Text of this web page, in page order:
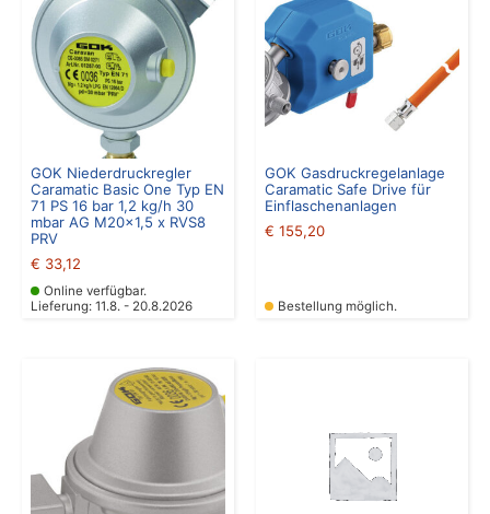
GOK Niederdruckregler
Caramatic Basic One Typ EN
71 PS 16 bar 1,2 kg/h 30
mbar AG M20x1,5 x RVS8
PRV
€ 33,12
Online verfügbar.
Lieferung: 11.8. - 20.8.2026
GOK Gasdruckregelanlage
Caramatic Safe Drive für
Einflaschenanlagen
€ 155,20
Bestellung möglich.